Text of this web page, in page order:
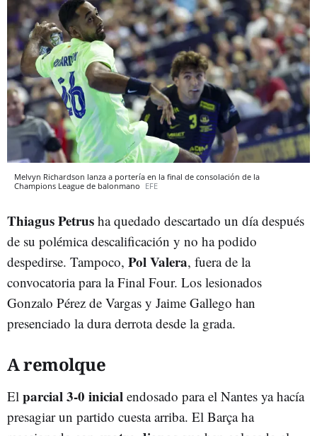
Melvyn Richardson lanza a portería en la final de consolación de la
Champions League de balonmano EFE
Thiagus Petrus ha quedado descartado un día después
de su polémica descalificación y no ha podido
despedirse. Tampoco, Pol Valera, fuera de la
convocatoria para la Final Four. Los lesionados
Gonzalo Pérez de Vargas y Jaime Gallego han
presenciado la dura derrota desde la grada.
A remolque
El parcial 3-0 inicial endosado para el Nantes ya hacía
presagiar un partido cuesta arriba. El Barça ha